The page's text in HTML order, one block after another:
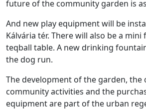
future of the community garden is
And new play equipment will be
Kálvária tér. There will also be a
teqball table. A new drinking
the dog run.
The development of the garden,
community activities and the
equipment are part of the urban